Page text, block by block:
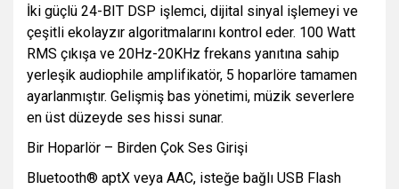
İki güçlü 24-BIT DSP işlemci, dijital sinyal işlemeyi ve
çeşitli ekolayzır algoritmalarını kontrol eder. 100 Watt
RMS çıkışa ve 20Hz-20KHz frekans yanıtına sahip
yerleşik audiophile amplifikatör, 5 hoparlöre tamamen
ayarlanmıştır. Gelişmiş bas yönetimi, müzik severlere
en üst düzeyde ses hissi sunar.
Bir Hoparlör – Birden Çok Ses Girişi
Bluetooth® aptX veya AAC, isteğe bağlı USB Flash